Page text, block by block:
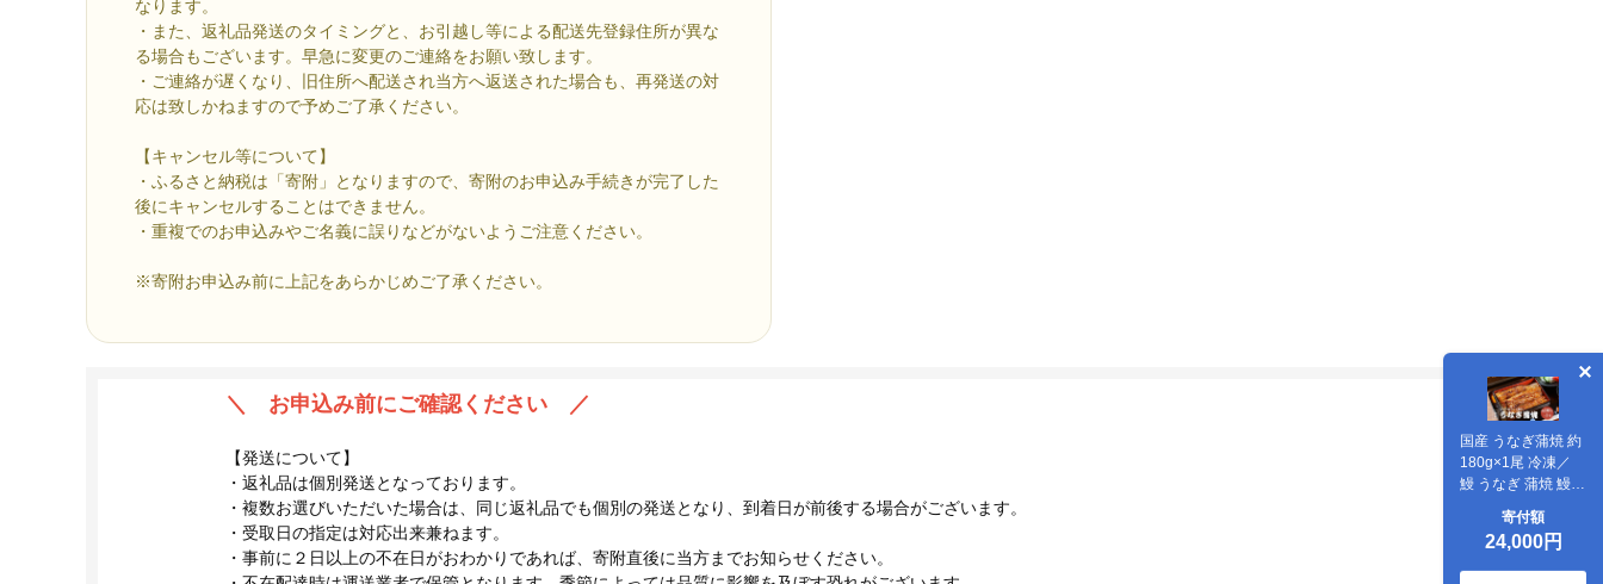
なります。
・また、返礼品発送のタイミングと、お引越し等による配送先登録住所が異な
る場合もございます。早急に変更のご連絡をお願い致します。
・ご連絡が遅くなり、旧住所へ配送され当方へ返送された場合も、再発送の対
応は致しかねますので予めご了承ください。
【キャンセル等について】
・ふるさと納税は「寄附」となりますので、寄附のお申込み手続きが完了した
後にキャンセルすることはできません。
・重複でのお申込みやご名義に誤りなどがないようご注意ください。
※寄附お申込み前に上記をあらかじめご了承ください。
国産 うなぎ蒲焼 約
180g×1尾 冷凍／
鰻 うなぎ 蒲焼 鰻屋
うな重 うな丼 活 江
戸焼うなぎ 旭亭 奈
良県 宇陀市 土用の
丑の日 贈答用 ギフ
寄付額
24,000円
＼ お申込み前にご確認ください ／
【発送について】
・返礼品は個別発送となっております。
・複数お選びいただいた場合は、同じ返礼品でも個別の発送となり、到着日が前後する場合がございます。
・受取日の指定は対応出来兼ねます。
・事前に２日以上の不在日がおわかりであれば、寄附直後に当方までお知らせください。